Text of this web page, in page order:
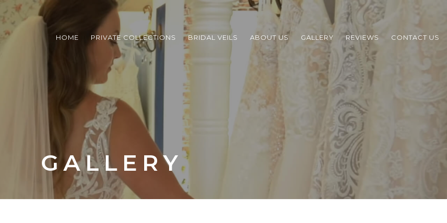
HOME PRIVATE COLLECTIONS BRIDAL VEILS ABOUT US GALLERY REVIEWS CONTACT US
GALLERY